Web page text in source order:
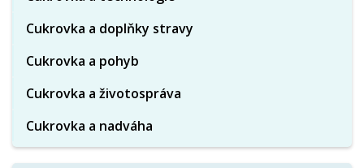
Cukrovka a doplňky stravy
Cukrovka a pohyb
Cukrovka a životospráva
Cukrovka a nadváha